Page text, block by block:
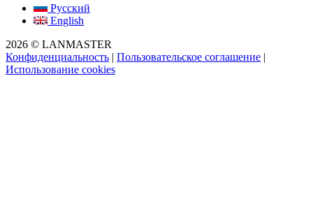
Русский
English
2026 © LANMASTER
Конфиденциальность | Пользовательское соглашение |
Использование cookies